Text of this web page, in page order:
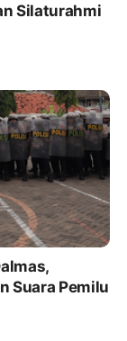
Silaturahmi
Suara Pemilu